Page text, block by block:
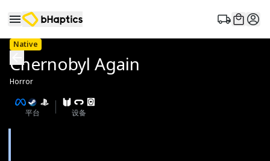
Native
Chernobyl Again
Horror
平台 设备